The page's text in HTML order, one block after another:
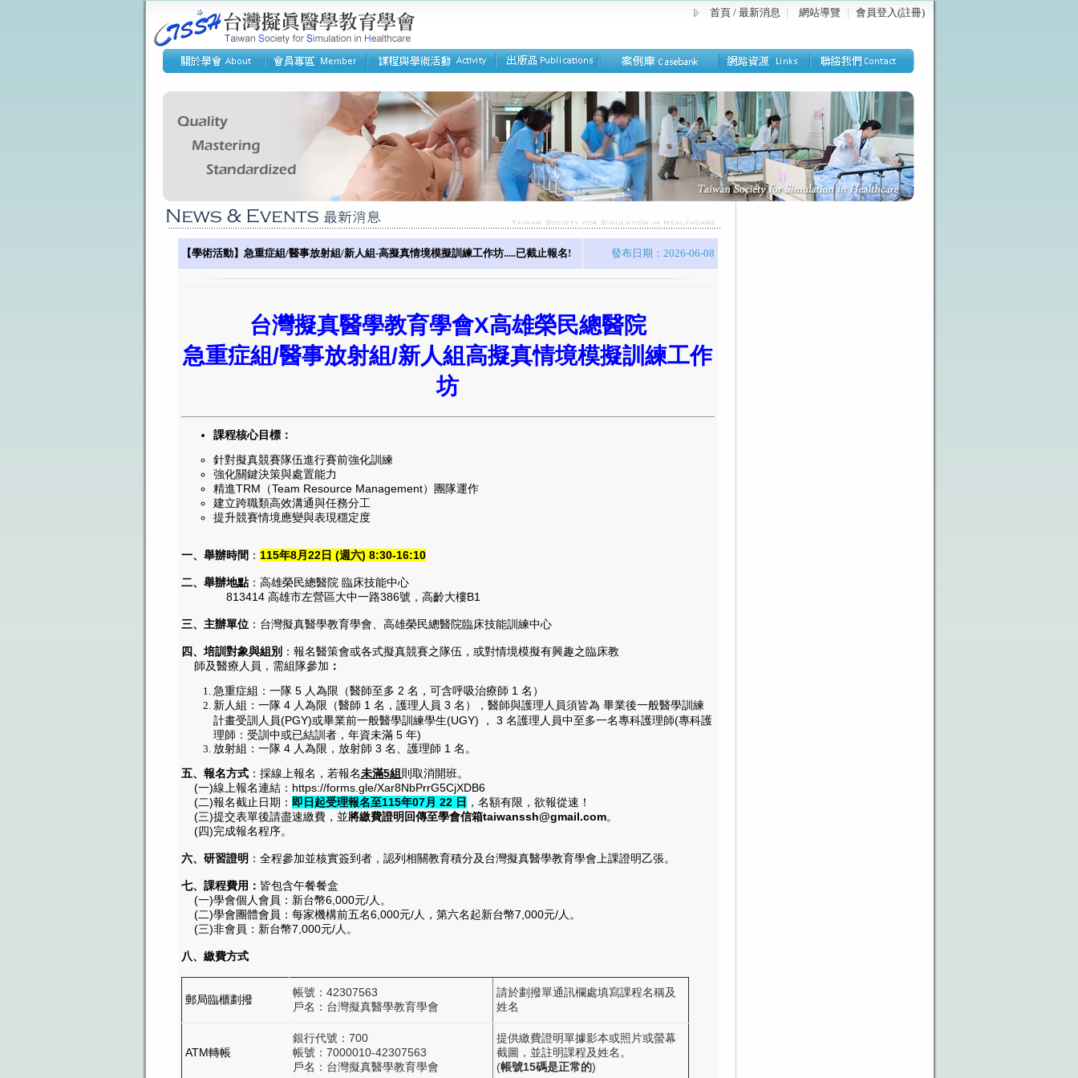
首頁 / 最新消息 網站導覽 會員登入(註冊)
【學術活動】急重症組/醫事放射組/新人組-高擬真情境模擬訓練工作坊.....已截止報名! 發布日期：2026-06-08
台灣擬真醫學教育學會X高雄榮民總醫院
急重症組/醫事放射組/新人組高擬真情境模擬訓練工作
坊
課程核心目標：
針對擬真競賽隊伍進行賽前強化訓練
強化關鍵決策與處置能力
精進TRM（Team Resource Management）團隊運作
建立跨職類高效溝通與任務分工
提升競賽情境應變與表現穩定度
一、舉辦時間 ： 115年8月22日 (週六) 8:30-16:10
二、舉辦地點：高雄榮民總醫院 臨床技能中心
813414 高雄市左營區大中一路386號，高齡大樓B1
三、主辦單位：台灣擬真醫學教育學會、高雄榮民總醫院臨床技能訓練中心
四、培訓對象與組別 ：報名醫策會或各式擬真競賽之隊伍，或對情境模擬有興趣之臨床教
師及醫療人員，需組隊參加 ：
急重症組：一隊 5 人為限（醫師至多 2 名，可含呼吸治療師 1 名）
新人組：一隊 4 人為限（醫師 1 名，護理人員 3 名），醫師與護理人員須皆為 畢業後一般醫學訓練
計畫受訓人員(PGY)或畢業前一般醫學訓練學生(UGY) ， 3 名護理人員中至多一名專科護理師(專科護
理師：受訓中或已結訓者，年資未滿 5 年)
放射組：一隊 4 人為限，放射師 3 名、護理師 1 名。
五、報名方式：採線上報名，若報名未滿5組 則取消開班。
(一)線上報名連結：https://forms.gle/Xar8NbPrrG5CjXDB6
(二)報名截止日期： 即日起受理報名至115年07月 22 日 ，名額有限，欲報從速！
(三)提交表單後請盡速繳費，並將繳費證明回傳至學會信箱taiwanssh@gmail.com。
(四)完成報名程序。
六、研習證明 ：全程參加並核實簽到者，認列相關教育積分及台灣擬真醫學教育學會上課證明乙張。
七、課程費用： 皆包含午餐餐盒
(一)學會個人會員：新台幣6,000元/人。
(二)學會團體會員：每家機構前五名6,000元/人，第六名起新台幣7,000元/人。
(三)非會員：新台幣7,000元/人。
八、 繳費方式
郵局臨櫃劃撥
帳號：42307563
戶名：台灣擬真醫學教育學會
請於劃撥單通訊欄處填寫課程名稱及
姓名
ATM轉帳
銀行代號：700
帳號：7000010-42307563
戶名：台灣擬真醫學教育學會
提供繳費證明單據影本或照片或螢幕
截圖，並註明課程及姓名。
(帳號15碼是正常的)